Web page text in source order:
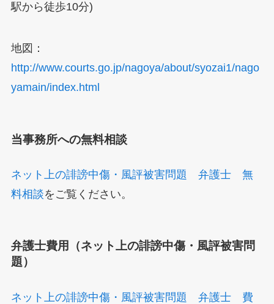
駅から徒歩10分)
地図：
http://www.courts.go.jp/nagoya/about/syozai1/nago
yamain/index.html
当事務所への無料相談
ネット上の誹謗中傷・風評被害問題 弁護士 無
料相談をご覧ください。
弁護士費用（ネット上の誹謗中傷・風評被害問
題）
ネット上の誹謗中傷・風評被害問題 弁護士 費